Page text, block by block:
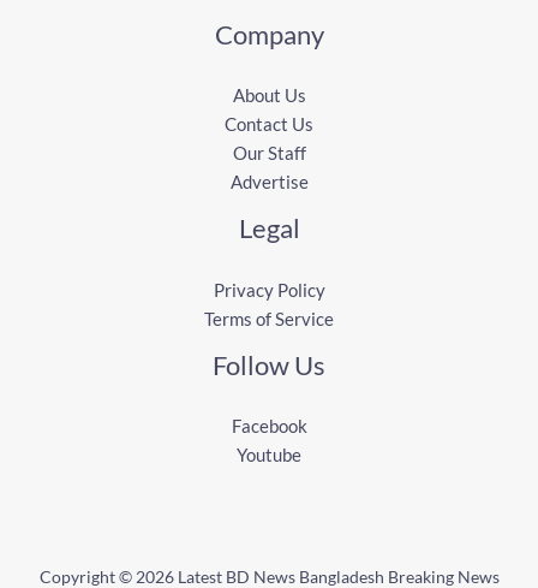
Company
About Us
Contact Us
Our Staff
Advertise
Legal
Privacy Policy
Terms of Service
Follow Us
Facebook
Youtube
Copyright © 2026 Latest BD News Bangladesh Breaking News